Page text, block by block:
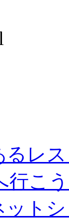
るレ
行こ
ット